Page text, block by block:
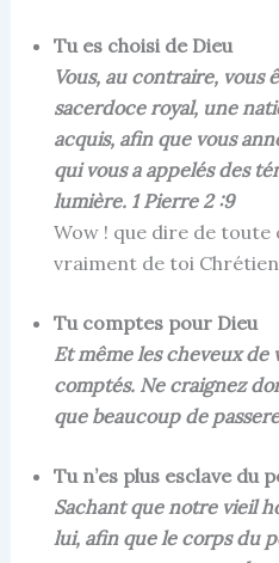
Tu es choisi de Dieu
Vous, au contraire, vous
sacerdoce royal, une
acquis, afin que vous
qui vous a appelés des
lumière. 1 Pierre 2 :9
Wow ! que dire de toute
vraiment de toi
Tu comptes pour Dieu
Et même les cheveux
comptés. Ne craignez
que beaucoup de
Tu n’es plus esclave du
Sachant que notre vieil
lui, afin que le corps du